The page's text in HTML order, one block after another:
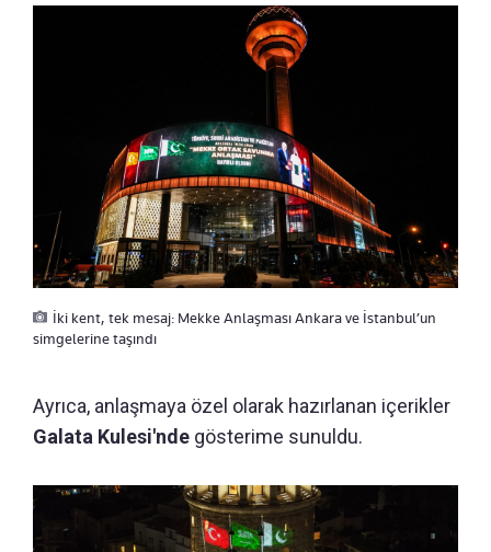
İki kent, tek mesaj: Mekke Anlaşması Ankara ve İstanbul’un
simgelerine taşındı
Ayrıca, anlaşmaya özel olarak hazırlanan içerikler
Galata Kulesi'nde gösterime sunuldu.